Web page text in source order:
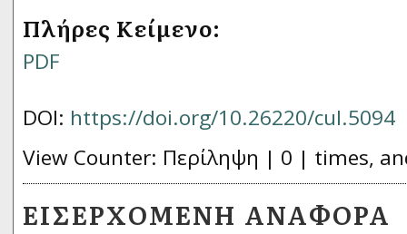
Πλήρες Κείμενο:
PDF
DOI: https://doi.org/10.26220/cul.5094
View Counter: Περίληψη | 0 | times,
ΕΙΣΕΡΧΌΜΕΝΗ ΑΝΑΦΟΡΆ